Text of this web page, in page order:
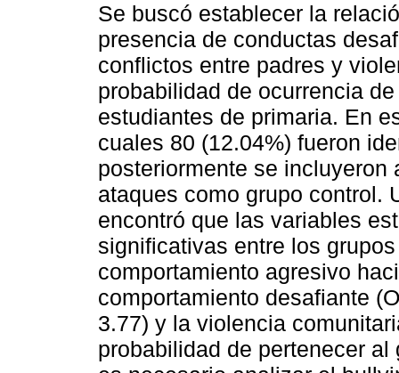
Se buscó establecer la
presencia de conductas
conflictos entre padres y
probabilidad de ocurrencia
estudiantes de primaria. En
cuales 80 (12.04%) fueron
posteriormente se
ataques como grupo control.
encontró que las variables
significativas entre los
comportamiento agresivo
comportamiento desafiante
3.77) y la violencia
probabilidad de pertenecer